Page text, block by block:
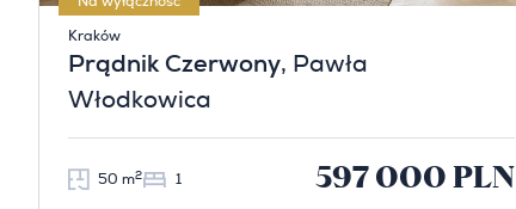
Kraków
Prądnik Czerwony, Pawła
Włodkowica
50 m2 1 597 000 PLN